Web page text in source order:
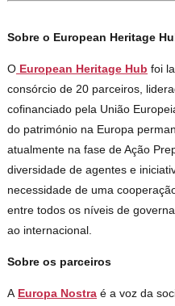
Sobre o European Heritage
O European Heritage Hub foi
consórcio de 20 parceiros,
cofinanciado pela União
do património na Europa
atualmente na fase de Ação
diversidade de agentes e
necessidade de uma
entre todos os níveis de
ao internacional.
Sobre os parceiros
A Europa Nostra é a voz da